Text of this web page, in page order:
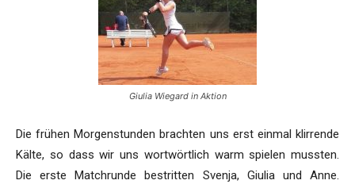
Giulia Wiegard in Aktion
Die frühen Morgenstunden brachten uns erst einmal klirrende
Kälte, so dass wir uns wortwörtlich warm spielen mussten.
Die erste Matchrunde bestritten Svenja, Giulia und Anne.